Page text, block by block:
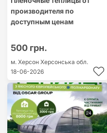
производителя по
доступным ценам
500 грн.
м. Херсон Херсонська обл.
18-06-2026